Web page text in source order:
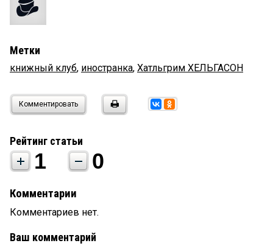
Метки
книжный клуб, иностранка, Хатльгрим ХЕЛЬГАСОН
Комментировать
Рейтинг статьи
1 0
Комментарии
Комментариев нет.
Ваш комментарий